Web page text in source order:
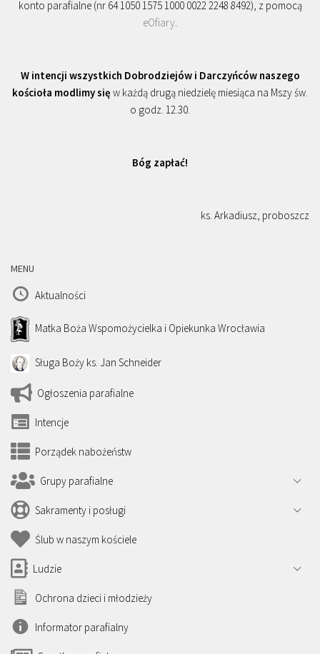
konto parafialne (nr 64 1050 1575 1000 0022 2248 8492), z pomocą
eOfiary.
W intencji wszystkich Dobrodziejów i Darczyńców naszego
kościoła modlimy się w każdą drugą niedzielę miesiąca na Mszy św.
o godz. 12.30.
Bóg zapłać!
ks. Arkadiusz, proboszcz
MENU
Aktualności
Matka Boża Wspomożycielka i Opiekunka Wrocławia
Sługa Boży ks. Jan Schneider
Ogłoszenia parafialne
Intencje
Porządek nabożeństw
Grupy parafialne
Sakramenty i posługi
Ślub w naszym kościele
Ludzie
Ochrona dzieci i młodzieży
Informator parafialny